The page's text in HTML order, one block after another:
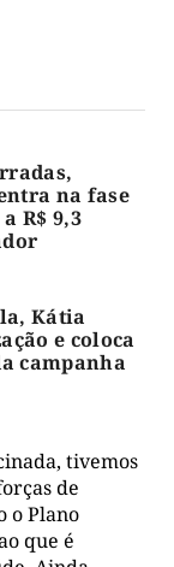
na fase
R$ 9,3
Kátia
e coloca
campanha
tivemos
de
o Plano
que é